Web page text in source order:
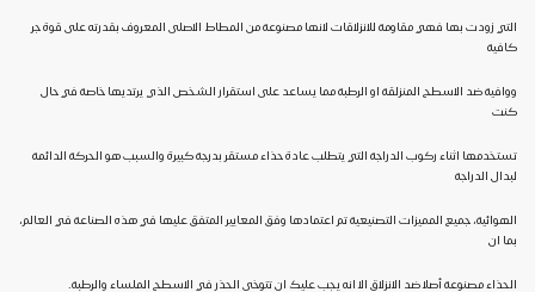
التي زودت بها فهي مقاومة للانزلاقات لانها مصنوعة من المطاط الاصلى المعروف بقدرته على قوة جر
كافية
ووافية ضد الاسطح المنزلقة او الرطبة مما يساعد على استقرار الشخص الذي يرتديها خاصة في حال
كنت
تستخدمها اثناء ركوب الدراجة التي يتطلب عادة حذاء مستقر بدرجة كبيرة والسبب هو الحركة الدائمة
لبدال الدراجة
الهوائية، جميع المميزات التصنيعية تم اعتمادها وفق المعايير المتفق عليها في هذه الصناعة في العالم،
بما ان
الحذاء مصنوعة أصلا ضد الانزلاق الا انه يجب عليك ان تتوخى الحذر في الاسطح الملساء والرطبة.